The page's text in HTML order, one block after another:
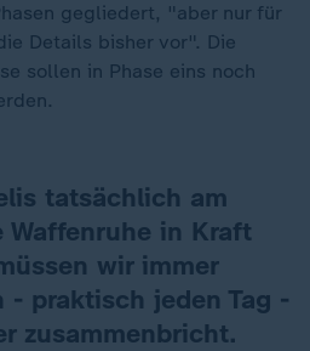
gegliedert, "aber nur für
Details bisher vor". Die
sollen in Phase eins noch
tatsächlich am
Waffenruhe in Kraft
wir immer
- praktisch jeden Tag -
zusammenbricht.